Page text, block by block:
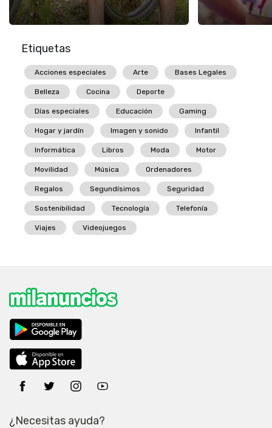
Etiquetas
Acciones especiales Arte Bases Legales
Belleza Cocina Deporte
Días especiales Educación Gaming
Hogar y jardín Imagen y sonido Infantil
Informática Libros Moda Motor
Movilidad Música Ordenadores
Regalos Segundísimos Seguridad
Sostenibilidad Tecnología Telefonía
Viajes Videojuegos
¿Necesitas ayuda?